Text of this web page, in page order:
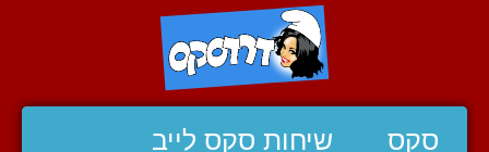
סקס שיחות סקס לייב